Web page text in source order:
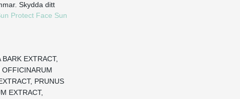
Skydda ditt
Protect Face Sun
EXTRACT,
OFFICINARUM
PRUNUS
EXTRACT,